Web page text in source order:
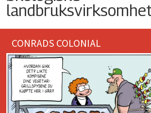
CONRADS COLONIAL